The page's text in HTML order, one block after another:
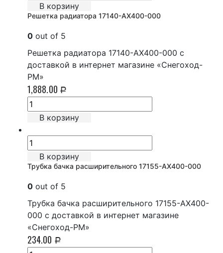
В корзину
Решетка радиатора 17140-AX400-000
0 out of 5
Решетка радиатора 17140-AX400-000 с
доставкой в интернет магазине «Снегоход-
РМ»
1,888.00 Р
В корзину
В корзину
Трубка бачка расширительного 17155-AX400-000
0 out of 5
Трубка бачка расширительного 17155-AX400-
000 с доставкой в интернет магазине
«Снегоход-РМ»
234.00 Р